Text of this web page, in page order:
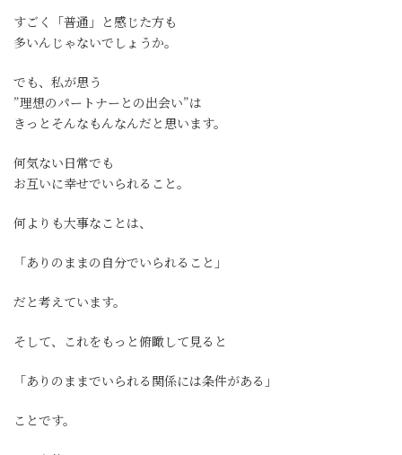
すごく「普通」と感じた方も
多いんじゃないでしょうか。
でも、私が思う
”理想のパートナーとの出会い”は
きっとそんなもんなんだと思います。
何気ない日常でも
お互いに幸せでいられること。
何よりも大事なことは、
「ありのままの自分でいられること」
だと考えています。
そして、これをもっと俯瞰して見ると
「ありのままでいられる関係には条件がある」
ことです。